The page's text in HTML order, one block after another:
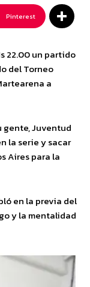
Pinterest
22.00 un partido
del Torneo
a
gente, Juventud
la serie y sacar
Aires para la
en la previa del
y la mentalidad